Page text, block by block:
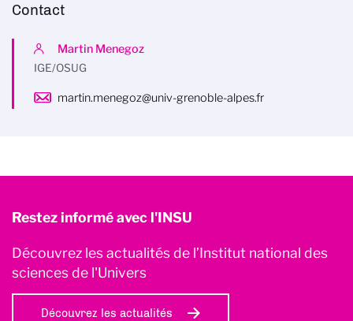
Contact
Martin Menegoz
IGE/OSUG
martin.menegoz@univ-grenoble-alpes.fr
Restez informé avec l'INSU
Découvrez les actualités de l’Institut national des
sciences de l'Univers
Découvrez les actualités